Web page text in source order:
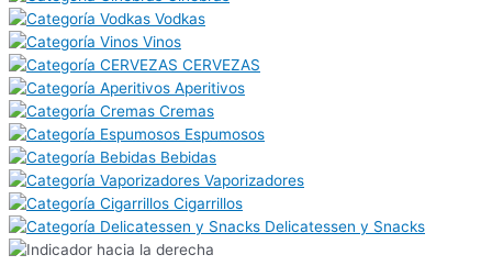
Vodkas
Vinos
CERVEZAS
Aperitivos
Cremas
Espumosos
Bebidas
Vaporizadores
Cigarrillos
Delicatessen y Snacks